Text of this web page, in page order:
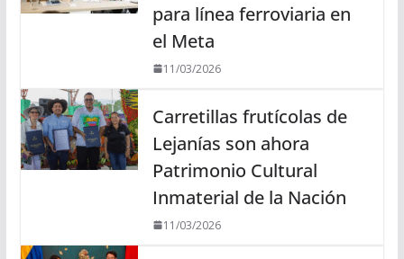
para línea ferroviaria en
el Meta
11/03/2026
Carretillas frutícolas de
Lejanías son ahora
Patrimonio Cultural
Inmaterial de la Nación
11/03/2026